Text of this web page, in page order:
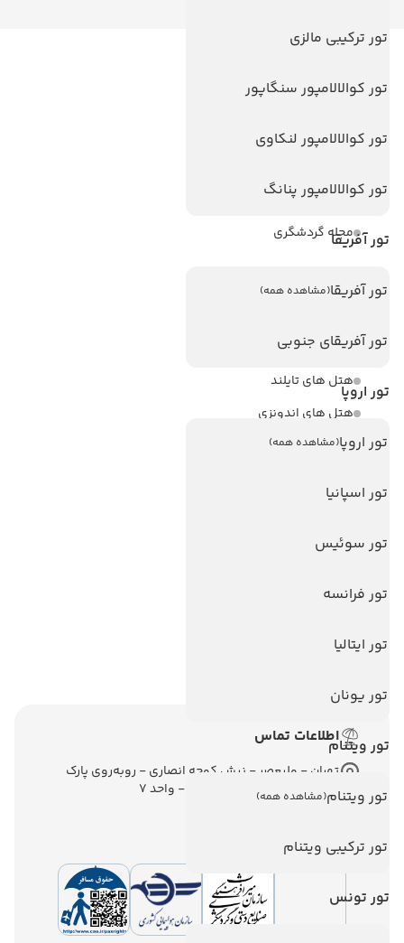
تور ترکیبی مالزی
تور کوالالامپور سنگاپور
تور کوالالامپور لنکاوی
تور کوالالامپور پنانگ
تور آفریقا
تور آفریقا(مشاهده همه)
تور آفریقای جنوبی
تور اروپا
تور اروپا(مشاهده همه)
تور اسپانیا
تور سوئیس
تور فرانسه
تور ایتالیا
تور یونان
تور ویتنام
تور ویتنام(مشاهده همه)
تور ترکیبی ویتنام
تور تونس
لینک های مفید
ویزا
ویزا کانادا
تماس با ما
مجله گردشگری
هتل های پر بازدید
هتل های استانبول
هتل های تایلند
هتل های اندونزی
هتل های سریلانکا
تورهای پربازدید
تور پوکت
اطلاعات تماس
تهران - ولیعصر - نبش کوچه انصاری - روبه‌روی پارک
ملت - برج ملت - طبقه ششم - واحد 7